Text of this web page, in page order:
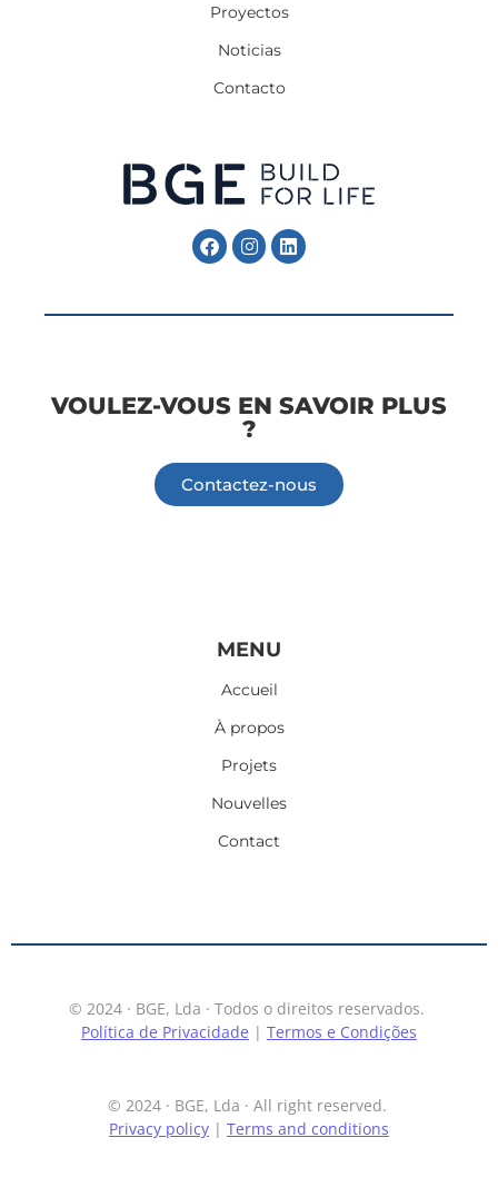
Proyectos
Noticias
Contacto
VOULEZ-VOUS EN SAVOIR PLUS
?
Contactez-nous
MENU
Accueil
À propos
Projets
Nouvelles
Contact
© 2024 · BGE, Lda · Todos o direitos reservados.
Política de Privacidade | Termos e Condições
© 2024 · BGE, Lda · All right reserved.
Privacy policy | Terms and conditions